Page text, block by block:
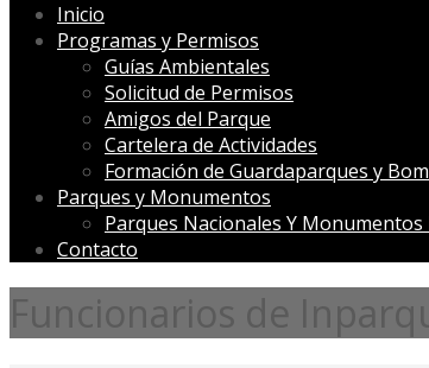
Inicio
Programas y Permisos
Guías Ambientales
Solicitud de Permisos
Amigos del Parque
Cartelera de Actividades
Formación de Guardaparques y
Parques y Monumentos
Parques Nacionales Y
Contacto
Funcionarios de